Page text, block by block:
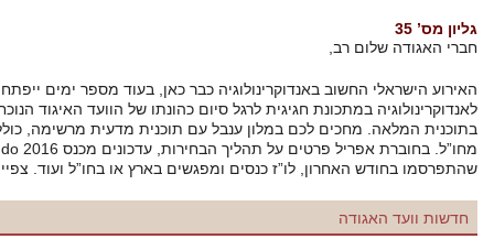
האירוע הישראלי החשוב באנדוקרינולוגיה כבר כאן, בעוד מספר ימים ייפתח הכנס השנתי ה-45 של האגודה הישראלית
כהונתו של הוועד האיגוד הנוכחי. אפשר להיכנס כעת לאתר האגודה ולצפות
תוכנית מדעית מרשימה, כולל מספר מרצים מובילים בתחומים השונים
מחו”ל. בחוברת אפריל פרטים על תהליך הבחירות, עדכונים מכנס Endo 2016, חדשות וכתבות בנושאים חשובים
בארץ או בחו”ל ועוד. צפייה מהנה.